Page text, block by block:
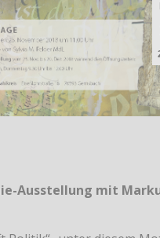
Ausstellung mit